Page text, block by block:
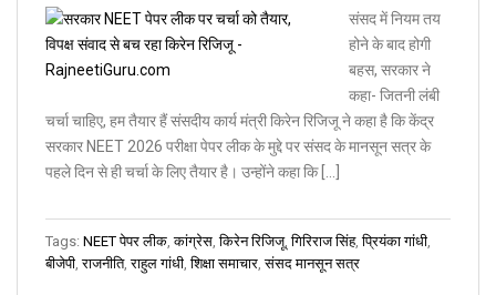
संसद में नियम तय
होने के बाद होगी
बहस, सरकार ने
कहा- जितनी लंबी
चर्चा चाहिए, हम तैयार हैं संसदीय कार्य मंत्री किरेन रिजिजू ने कहा है कि केंद्र
सरकार NEET 2026 परीक्षा पेपर लीक के मुद्दे पर संसद के मानसून सत्र के
पहले दिन से ही चर्चा के लिए तैयार है। उन्होंने कहा कि […]
Tags: NEET पेपर लीक ,कांग्रेस ,किरेन रिजिजू,गिरिराज सिंह,प्रियंका गांधी
बीजेपी ,राजनीति,राहुल गांधी ,शिक्षा समाचार ,संसद मानसून सत्र